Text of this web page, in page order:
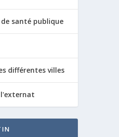
santé publique
différentes villes
l'externat